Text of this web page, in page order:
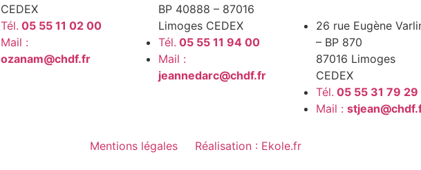
CEDEX
Tél. 05 55 11 02 00
Mail :
ozanam@chdf.fr
BP 40888 – 87016
Limoges CEDEX
Tél. 05 55 11 94 00
Mail :
jeannedarc@chdf.fr
26 rue Eugène
– BP 870
87016 Limoges
CEDEX
Tél. 05 55 31 79 29
Mail :
Mentions légales Réalisation : Ekole.fr